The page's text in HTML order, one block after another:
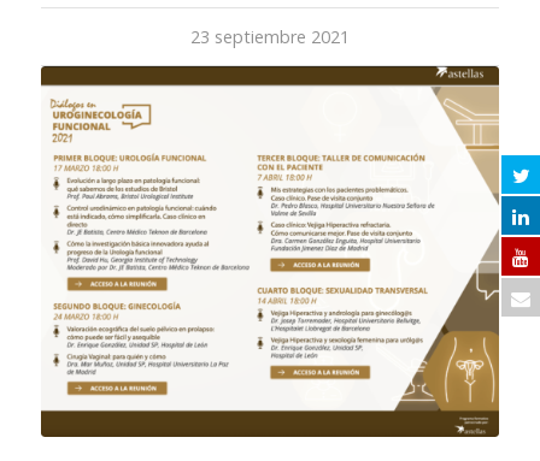
23 septiembre 2021